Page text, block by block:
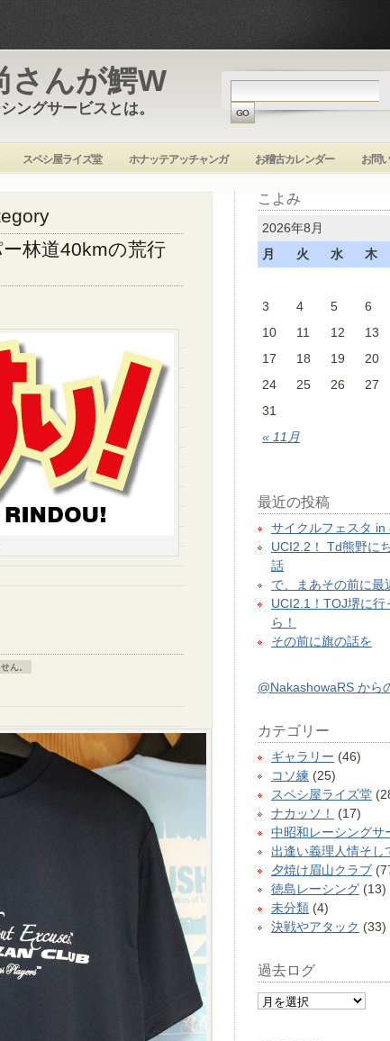
さんが鰐W
ングサービスとは。
スペシ屋ライズ堂 ホナッテアッチャンガ お稽古カレンダー お問
林道40kmの荒行
ん。
こよみ
2026年8月
月
火 水 木
« 11月
3
4 5 6
10
11 12 13
17
18 19 20
24
25 26 27
31
最近の投稿
サイクルフェスタ in
UCI2.2！ Td熊野に
話
で、まあその前に最
UCI2.1！TOJ堺に
ら！
その前に旗の話を
@NakashowaRS から
カテゴリー
ギャラリー (46)
コソ練 (25)
スペシ屋ライズ堂
ナカッソ！
(17)
中昭和レーシングサ
出逢い義理人情そし
夕焼け眉山クラブ
徳島レーシング (13)
未分類 (4)
決戦やアタック (33)
過去ログ